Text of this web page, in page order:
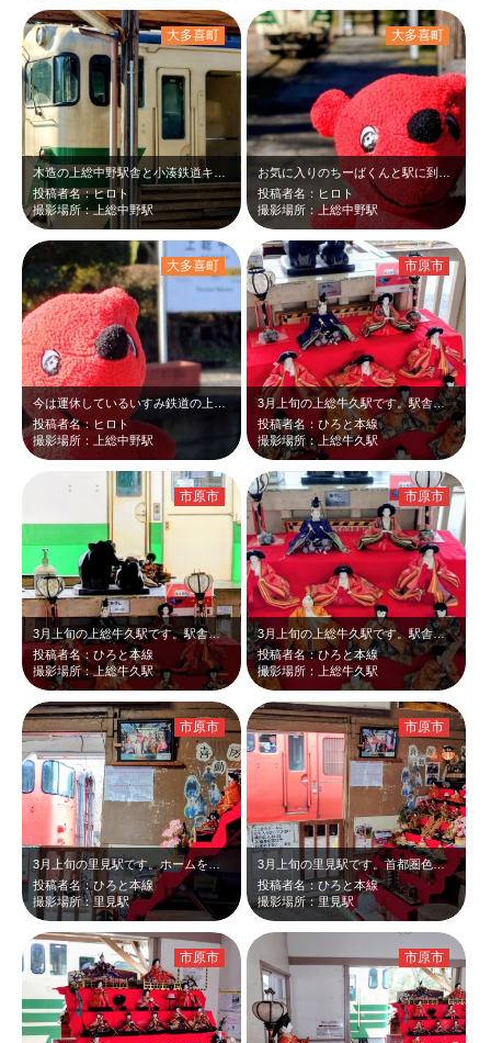
投稿者名：ヒロト
撮影場所：上総中野駅
大多喜町
投稿者名：ヒロト
撮影場所：上総中野駅
大多喜町
投稿者名：ヒロト
撮影場所：上総中野駅
大多喜町
3月上旬の上総牛久駅です。駅舎の改札前に雛人形が飾られたいたので、奥に停車して…
投稿者名：ひろと本線
撮影場所：上総牛久駅
市原市
3月上旬の上総牛久駅です。駅舎の改札の前に雛人形が飾られていました。奥に白と緑…
投稿者名：ひろと本線
撮影場所：上総牛久駅
市原市
3月上旬の上総牛久駅です。駅舎の改札の前に雛人形が飾られていました。3番線に白…
投稿者名：ひろと本線
撮影場所：上総牛久駅
市原市
3月上旬の里見駅です。ホームを発車したキハ40首都圏と駅舎内に飾られた雛人形の…
投稿者名：ひろと本線
撮影場所：里見駅
市原市
3月上旬の里見駅です。首都圏色と言われるキハ40が入線し、ホームに停車したので…
投稿者名：ひろと本線
撮影場所：里見駅
市原市
市原市 市原市